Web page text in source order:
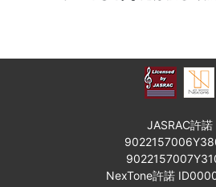
JASRAC許諾
NexTone許諾